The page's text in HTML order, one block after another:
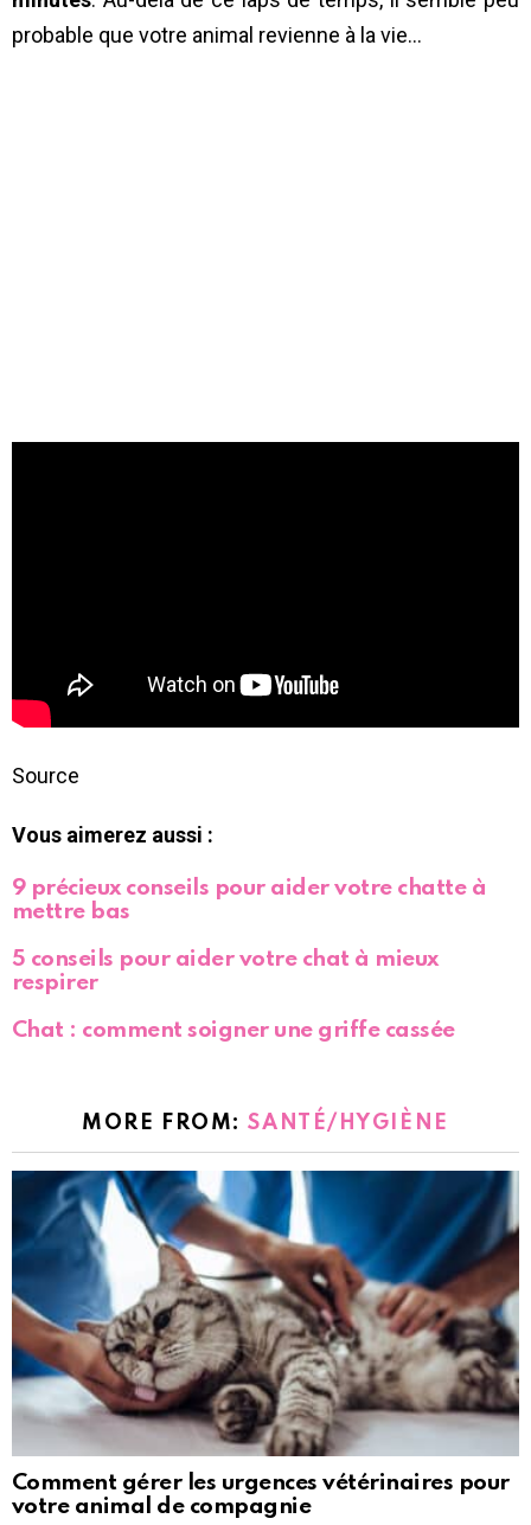
probable que votre animal revienne à la vie…
Source
Vous aimerez aussi :
9 précieux conseils pour aider votre chatte à
mettre bas
5 conseils pour aider votre chat à mieux
respirer
Chat : comment soigner une griffe cassée
MORE FROM:SANTÉ/HYGIÈNE
Comment gérer les urgences vétérinaires pour
votre animal de compagnie